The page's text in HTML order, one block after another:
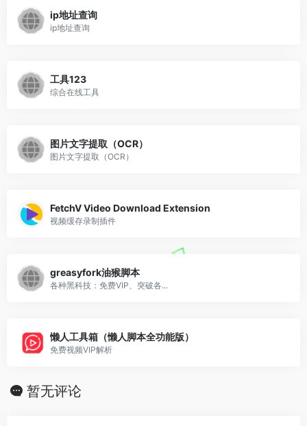
ip地址查询
ip地址查询
工具123
综合在线工具
图片文字提取（OCR）
图片文字提取（OCR）
FetchV Video Download Extension
视频缓存录制插件
greasyfork油猴脚本
各种黑科技：免费VIP、突破各...
懒人工具箱（懒人脚本全功能版）
免费视频VIP解析
暂无评论